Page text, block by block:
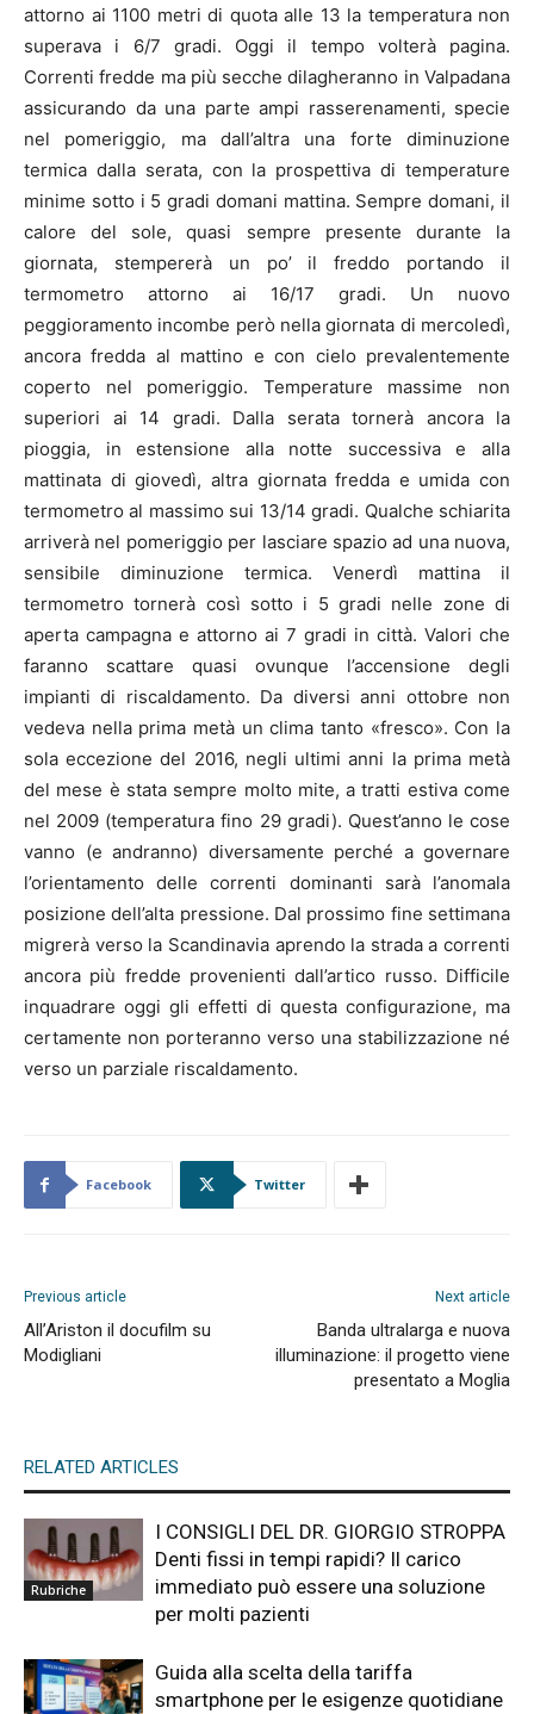
attorno ai 1100 metri di quota alle 13 la temperatura non
superava i 6/7 gradi. Oggi il tempo volterà pagina.
Correnti fredde ma più secche dilagheranno in Valpadana
assicurando da una parte ampi rasserenamenti, specie
nel pomeriggio, ma dall’altra una forte diminuzione
termica dalla serata, con la prospettiva di temperature
minime sotto i 5 gradi domani mattina. Sempre domani, il
calore del sole, quasi sempre presente durante la
giornata, stempererà un po’ il freddo portando il
termometro attorno ai 16/17 gradi. Un nuovo
peggioramento incombe però nella giornata di mercoledì,
ancora fredda al mattino e con cielo prevalentemente
coperto nel pomeriggio. Temperature massime non
superiori ai 14 gradi. Dalla serata tornerà ancora la
pioggia, in estensione alla notte successiva e alla
mattinata di giovedì, altra giornata fredda e umida con
termometro al massimo sui 13/14 gradi. Qualche schiarita
arriverà nel pomeriggio per lasciare spazio ad una nuova,
sensibile diminuzione termica. Venerdì mattina il
termometro tornerà così sotto i 5 gradi nelle zone di
aperta campagna e attorno ai 7 gradi in città. Valori che
faranno scattare quasi ovunque l’accensione degli
impianti di riscaldamento. Da diversi anni ottobre non
vedeva nella prima metà un clima tanto «fresco». Con la
sola eccezione del 2016, negli ultimi anni la prima metà
del mese è stata sempre molto mite, a tratti estiva come
nel 2009 (temperatura fino 29 gradi). Quest’anno le cose
vanno (e andranno) diversamente perché a governare
l’orientamento delle correnti dominanti sarà l’anomala
posizione dell’alta pressione. Dal prossimo fine settimana
migrerà verso la Scandinavia aprendo la strada a correnti
ancora più fredde provenienti dall’artico russo. Difficile
inquadrare oggi gli effetti di questa configurazione, ma
certamente non porteranno verso una stabilizzazione né
verso un parziale riscaldamento.
Facebook Twitter
Previous article
All’Ariston il docufilm su
Modigliani
Next article
Banda ultralarga e nuova
illuminazione: il progetto viene
presentato a Moglia
RELATED ARTICLES
Rubriche
I CONSIGLI DEL DR. GIORGIO STROPPA
Denti fissi in tempi rapidi? Il carico
immediato può essere una soluzione
per molti pazienti
Guida alla scelta della tariffa
smartphone per le esigenze quotidiane